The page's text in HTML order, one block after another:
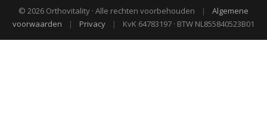
© 2026 Orthovitality · Alle rechten voorbehouden |
Algemene
voorwaarden
| Privacy | KvK 64783197 · BTW NL855840523B01